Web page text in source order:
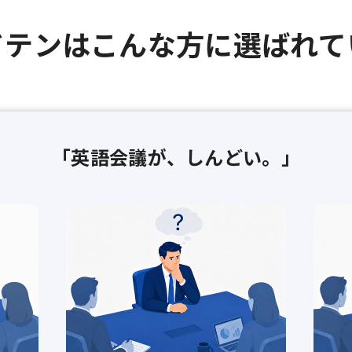
ンはこんな方に選ばれ
「英語会議が、しんどい。」